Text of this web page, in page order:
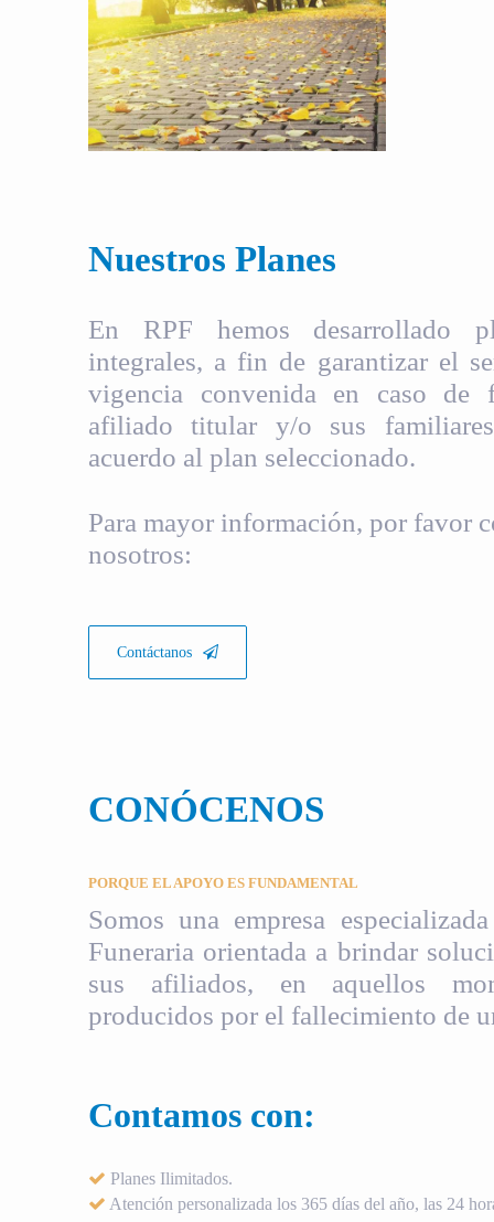
Nuestros Planes
En RPF hemos desarrollado
integrales, a fin de garantizar el
vigencia convenida en caso de
afiliado titular y/o sus
acuerdo al plan seleccionado.
Para mayor información, por favor
nosotros:
Contáctanos
CONÓCENOS
PORQUE EL APOYO ES FUNDAMENTAL
Somos una empresa
Funeraria orientada a brindar
sus afiliados, en aquellos
producidos por el fallecimiento de
Contamos con:
Planes Ilimitados.
Atención personalizada los 365 días del año, las 24